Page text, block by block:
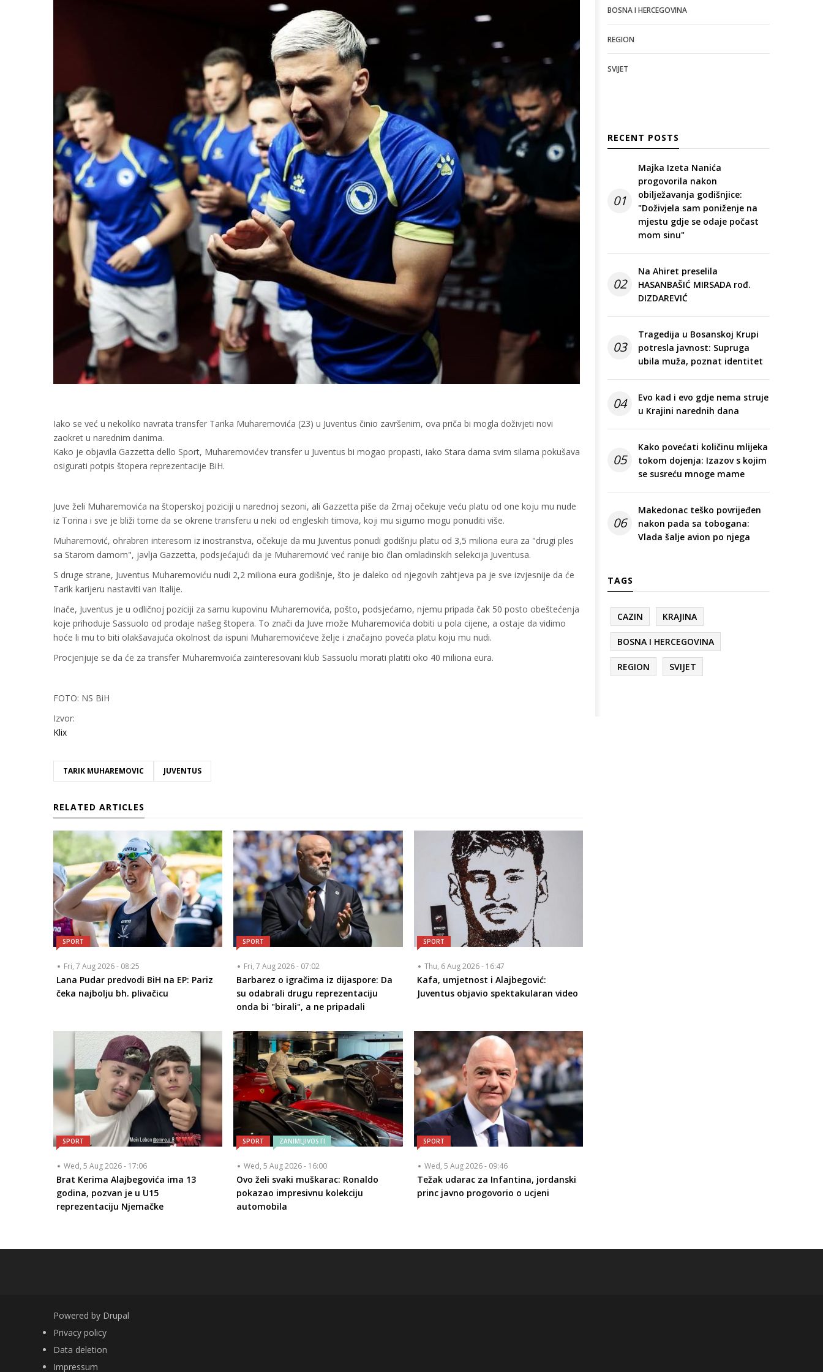
Iako se već u nekoliko navrata transfer Tarika Muharemovića (23) u Juventus činio završenim, ova priča bi mogla doživjeti novi
zaokret u narednim danima.
Kako je objavila Gazzetta dello Sport, Muharemovićev transfer u Juventus bi mogao propasti, iako Stara dama svim silama pokušava
osigurati potpis štopera reprezentacije BiH.
Juve želi Muharemovića na štoperskoj poziciji u narednoj sezoni, ali Gazzetta piše da Zmaj očekuje veću platu od one koju mu nude
iz Torina i sve je bliži tome da se okrene transferu u neki od engleskih timova, koji mu sigurno mogu ponuditi više.
Muharemović, ohrabren interesom iz inostranstva, očekuje da mu Juventus ponudi godišnju platu od 3,5 miliona eura za "drugi ples
sa Starom damom", javlja Gazzetta, podsjećajući da je Muharemović već ranije bio član omladinskih selekcija Juventusa.
S druge strane, Juventus Muharemoviću nudi 2,2 miliona eura godišnje, što je daleko od njegovih zahtjeva pa je sve izvjesnije da će
Tarik karijeru nastaviti van Italije.
Inače, Juventus je u odličnoj poziciji za samu kupovinu Muharemovića, pošto, podsjećamo, njemu pripada čak 50 posto obeštećenja
koje prihoduje Sassuolo od prodaje našeg štopera. To znači da Juve može Muharemovića dobiti u pola cijene, a ostaje da vidimo
hoće li mu to biti olakšavajuća okolnost da ispuni Muharemovićeve želje i značajno poveća platu koju mu nudi.
Procjenjuje se da će za transfer Muharemvoića zainteresovani klub Sassuolu morati platiti oko 40 miliona eura.
FOTO: NS BiH
Izvor:
Klix
TARIK MUHAREMOVIC JUVENTUS
RELATED ARTICLES
SPORT
Fri, 7 Aug 2026 - 08:25
Lana Pudar predvodi BiH na EP: Pariz
čeka najbolju bh. plivačicu
SPORT
Fri, 7 Aug 2026 - 07:02
Barbarez o igračima iz dijaspore: Da
su odabrali drugu reprezentaciju
onda bi "birali", a ne pripadali
SPORT
Thu, 6 Aug 2026 - 16:47
Kafa, umjetnost i Alajbegović:
Juventus objavio spektakularan video
SPORT
Wed, 5 Aug 2026 - 17:06
Brat Kerima Alajbegovića ima 13
godina, pozvan je u U15
reprezentaciju Njemačke
SPORT ZANIMLJIVOSTI
Wed, 5 Aug 2026 - 16:00
Ovo želi svaki muškarac: Ronaldo
pokazao impresivnu kolekciju
automobila
SPORT
Wed, 5 Aug 2026 - 09:46
Težak udarac za Infantina, jordanski
princ javno progovorio o ucjeni
BOSNA I HERCEGOVINA
REGION
SVIJET
RECENT POSTS
01
Majka Izeta Nanića
progovorila nakon
obilježavanja godišnjice:
"Doživjela sam poniženje na
mjestu gdje se odaje počast
mom sinu"
02
Na Ahiret preselila
HASANBAŠIĆ MIRSADA rođ.
DIZDAREVIĆ
03
Tragedija u Bosanskoj Krupi
potresla javnost: Supruga
ubila muža, poznat identitet
04
Evo kad i evo gdje nema struje
u Krajini narednih dana
05
Kako povećati količinu mlijeka
tokom dojenja: Izazov s kojim
se susreću mnoge mame
06
Makedonac teško povrijeđen
nakon pada sa tobogana:
Vlada šalje avion po njega
TAGS
CAZIN KRAJINA
BOSNA I HERCEGOVINA
REGION SVIJET
Powered by Drupal
FOOTER
Privacy policy
Data deletion
Impressum